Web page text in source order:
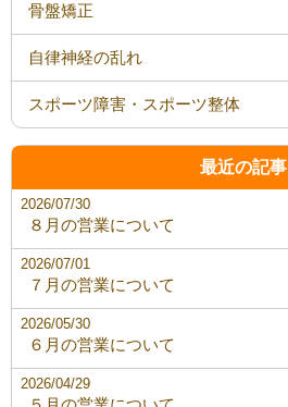
骨盤矯正
自律神経の乱れ
スポーツ障害・スポーツ整体
最近の記事
８月の営業について
2026/07/30
７月の営業について
2026/07/01
６月の営業について
2026/05/30
2026/04/29